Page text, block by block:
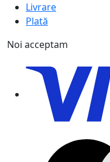
Livrare
Plată
Noi acceptam